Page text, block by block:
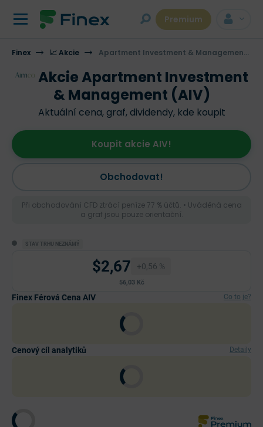
Premium
Finex 📈 Akcie Apartment Investment & Management Co
Akcie Apartment Investment
& Management (AIV)
Aktuální cena, graf, dividendy, kde koupit
Obchodovat!
Koupit akcie AIV!
Při obchodování CFD ztrácí peníze 77 % účtů. • Uváděná cena
a graf jsou pouze orientační.
STAV TRHU NEZNÁMÝ
$2,67 +0,56 %
56,03 Kč
Finex Férová Cena AIV Co to je?
Cenový cíl analytiků Detaily